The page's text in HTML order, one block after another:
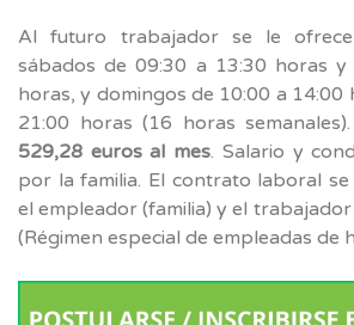
Al futuro trabajador se le
sábados de 09:30 a 13:30 horas
horas, y domingos de 10:00 a 14:00
21:00 horas (16 horas
529,28 euros al mes. Salario y
por la familia. El contrato laboral
el empleador (familia) y el trabajador
(Régimen especial de empleadas de